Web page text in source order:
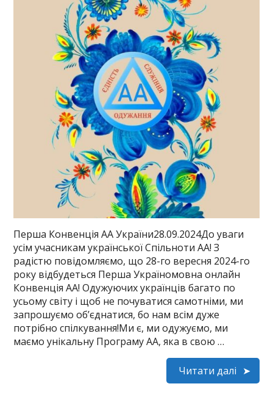
Перша Конвенція АА України28.09.2024До уваги
усім учасникам української Спільноти АА! З
радістю повідомляємо, що 28-го вересня 2024-го
року відбудеться Перша Україномовна онлайн
Конвенція АА! Одужуючих українців багато по
усьому світу і щоб не почуватися самотніми, ми
запрошуємо об’єднатися, бо нам всім дуже
потрібно спілкування!Ми є, ми одужуємо, ми
маємо унікальну Програму АА, яка в свою …
Читати далі